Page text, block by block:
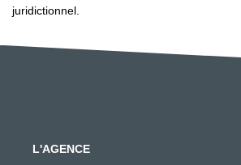
juridictionnel.
L'AGENCE